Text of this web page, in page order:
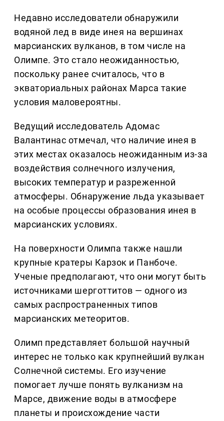
Недавно исследователи обнаружили
водяной лед в виде инея на вершинах
марсианских вулканов, в том числе на
Олимпе. Это стало неожиданностью,
поскольку ранее считалось, что в
экваториальных районах Марса такие
условия маловероятны.
Ведущий исследователь Адомас
Валантинас отмечал, что наличие инея в
этих местах оказалось неожиданным из-за
воздействия солнечного излучения,
высоких температур и разреженной
атмосферы. Обнаружение льда указывает
на особые процессы образования инея в
марсианских условиях.
На поверхности Олимпа также нашли
крупные кратеры Карзок и Панбоче.
Ученые предполагают, что они могут быть
источниками шерготтитов — одного из
самых распространенных типов
марсианских метеоритов.
Олимп представляет большой научный
интерес не только как крупнейший вулкан
Солнечной системы. Его изучение
помогает лучше понять вулканизм на
Марсе, движение воды в атмосфере
планеты и происхождение части